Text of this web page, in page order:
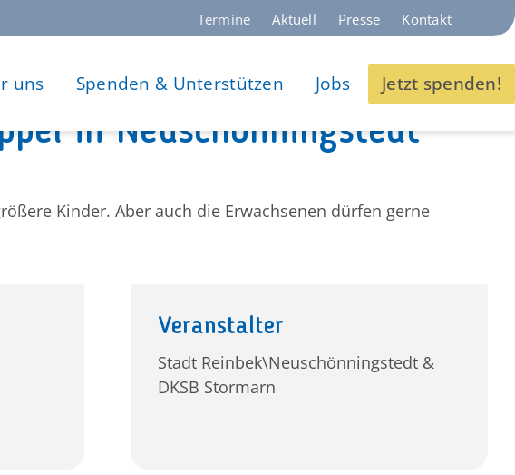
Termine Aktuell Presse Kontakt
uns Spenden & Unterstützen Jobs Jetzt spenden!
in Neuschönningstedt
Kinder. Aber auch die Erwachsenen dürfen gerne
Veranstalter
Stadt Reinbek\Neuschönningstedt &
DKSB Stormarn